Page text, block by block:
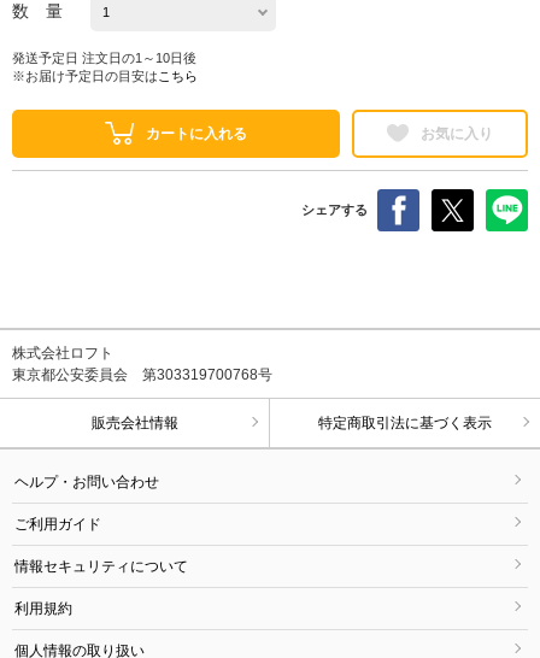
数 量
発送予定日 注文日の1～10日後
※お届け予定日の目安は こちら
カートに入れる お気に入り
シェアする
株式会社ロフト
東京都公安委員会 第303319700768号
販売会社情報 特定商取引法に基づく表示
ヘルプ・お問い合わせ
ご利用ガイド
情報セキュリティについて
利用規約
個人情報の取り扱い